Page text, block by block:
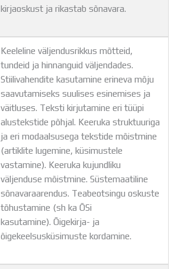
kirjaoskust ja rikastab sõnavara.
Keeleline väljendusrikkus mõtteid,
tundeid ja hinnanguid väljendades.
Stiilivahendite kasutamine erineva mõju
saavutamiseks suulises esinemises ja
väitluses. Teksti kirjutamine eri tüüpi
alustekstide põhjal. Keeruka struktuuriga
ja eri modaalsusega tekstide mõistmine
(artiklite lugemine, küsimustele
vastamine). Keeruka kujundliku
väljenduse mõistmine. Süstemaatiline
sõnavaraarendus. Teabeotsingu oskuste
tõhustamine (sh ka ÕSi
kasutamine). Õigekirja- ja
õigekeelsusküsimuste kordamine.